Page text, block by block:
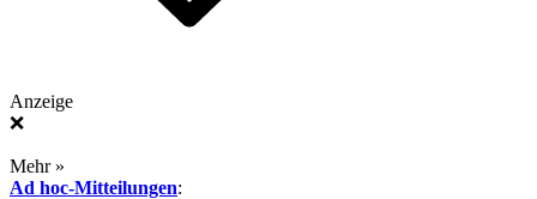
Anzeige
❌
Mehr »
Ad hoc-Mitteilungen: